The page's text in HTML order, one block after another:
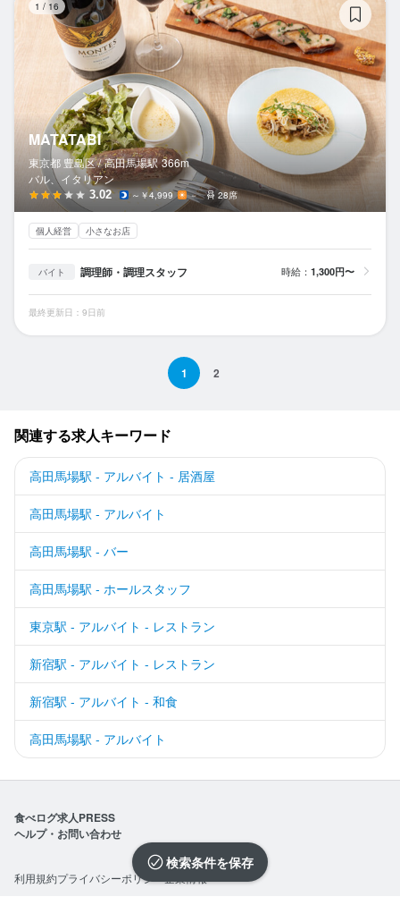
1 / 16
MATATABI
東京都 豊島区 / 高田馬場駅 366m
バル、イタリアン
3.02 ～￥4,999 － 28席
個人経営 小さなお店
バイト 調理師・調理スタッフ 時給： 1,300円〜
最終更新日：9日前
1 2
検索条件を保存
関連する求人キーワード
高田馬場駅 - アルバイト - 居酒屋
高田馬場駅 - アルバイト
高田馬場駅 - バー
高田馬場駅 - ホールスタッフ
東京駅 - アルバイト - レストラン
新宿駅 - アルバイト - レストラン
新宿駅 - アルバイト - 和食
高田馬場駅 - アルバイト
食べログ求人PRESS
ヘルプ・お問い合わせ
利用規約プライバシーポリシー